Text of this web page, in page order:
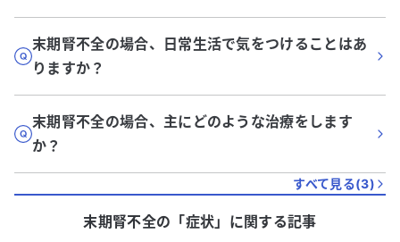
末期腎不全の場合、日常生活で気をつけることはあ
りますか？
末期腎不全の場合、主にどのような治療をします
か？
すべて見る(3)
末期腎不全の「症状」に関する記事